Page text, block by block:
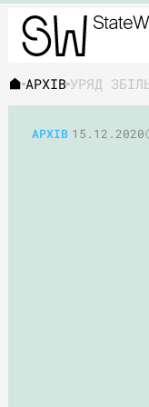
АРХІВУРЯД
АРХІВ 15.12.2020